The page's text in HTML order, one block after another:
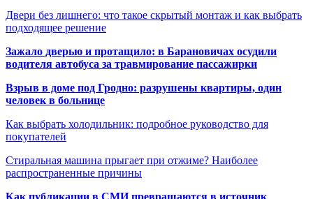
Двери без лишнего: что такое скрытый монтаж и как выбрать
подходящее решение
Зажало дверью и протащило: в Барановичах осудили
водителя автобуса за травмирование пассажирки
Взрыв в доме под Гродно: разрушены квартиры, один
человек в больнице
Как выбрать холодильник: подробное руководство для
покупателей
Стиральная машина прыгает при отжиме? Наиболее
распространенные причины
Как публикации в СМИ превращаются в источник